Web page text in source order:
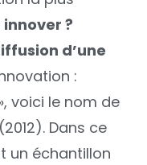
?
d’une
:
voici le nom de
Dans ce
un échantillon